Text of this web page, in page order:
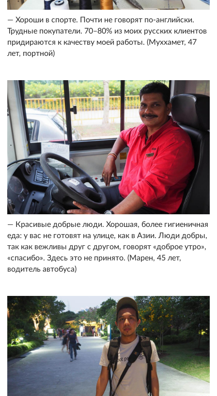
— Хороши в спорте. Почти не говорят по-английски.
Трудные покупатели. 70–80% из моих русских клиентов
придираются к качеству моей работы. (Муххамет, 47
лет, портной)
— Красивые добрые люди. Хорошая, более гигиеничная
еда: у вас не готовят на улице, как в Азии. Люди добры,
так как вежливы друг с другом, говорят «доброе утро»,
«спасибо». Здесь это не принято. (Марен, 45 лет,
водитель автобуса)